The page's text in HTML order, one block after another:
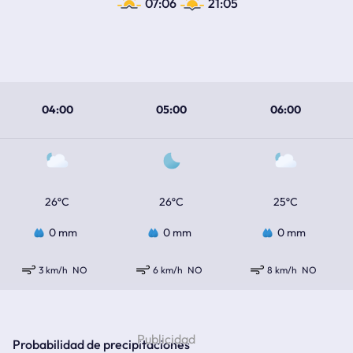
07:06 21:05
04:00 05:00 06:00
26ºC 26ºC 25ºC
0 mm 0 mm 0 mm
3 km/h NO 6 km/h NO 8 km/h NO
Probabilidad de precipitaciones